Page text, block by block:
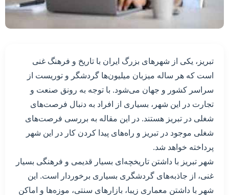
تبریز، یکی از شهرهای بزرگ ایران با تاریخ و فرهنگ غنی
است که هر ساله میزبان میلیون‌ها گردشگر و توریست از
سراسر کشور و جهان می‌شود. با توجه به رونق صنعت و
تجارت در این شهر، بسیاری از افراد به دنبال فرصت‌های
شغلی در تبریز هستند. در این مقاله به بررسی فرصت‌های
شغلی موجود در تبریز و راه‌های پیدا کردن کار در این شهر
پرداخته خواهد شد.
شهر تبریز با داشتن تاریخچه‌ای بسیار قدیمی و فرهنگی بسیار
غنی، از جاذبه‌های گردشگری بسیاری برخوردار است. این
شهر با داشتن معماری زیبا، بازارهای سنتی، موزه‌ها و اماکن